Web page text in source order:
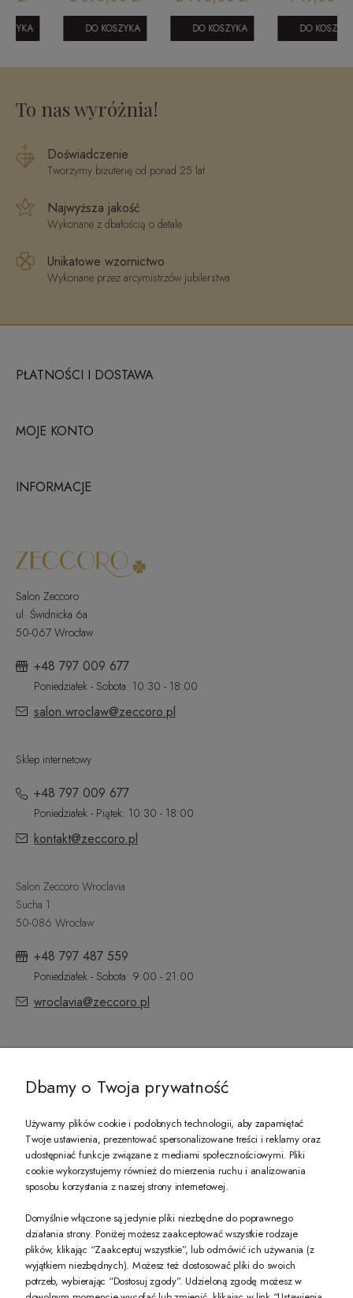
vintage
JR13602CHY
DO KOSZYKA
marokańska
koniczyna C
DO KOSZYKA
klasyczny
zaręczynowy
DO KOSZYKA
To nas wyróżnia!
Doświadczenie
Tworzymy biżuterię od ponad 25 lat
Najwyższa jakość
Wykonane z dbałością o detale
Unikatowe wzornictwo
Wykonane przez arcymistrzów jubilerstwa
PŁATNOŚCI I DOSTAWA
MOJE KONTO
INFORMACJE
Salon Zeccoro
ul. Świdnicka 6a
50-067 Wrocław
+48 797 009 677
Poniedziałek - Sobota: 10:30 - 18:00
salon.wroclaw@zeccoro.pl
Sklep internetowy
+48 797 009 677
Poniedziałek - Piątek: 10:30 - 18:00
kontakt@zeccoro.pl
Salon Zeccoro Wroclavia
Sucha 1
50-086 Wrocław
+48 797 487 559
Poniedziałek - Sobota: 9:00 - 21:00
wroclavia@zeccoro.pl
PREZENT DLA CIEBIE!
-10% na pierwsze zakupy na zeccoro.pl Gdy zapiszesz się do naszego
Twoje dane będą przetwarzane zgodnie z nasząpolityką prywatności
Dbamy o Twoja prywatność
Używamy plików cookie i podobnych technologii, aby zapamiętać
Twoje ustawienia, prezentować spersonalizowane treści i reklamy oraz
udostępniać funkcje związane z mediami społecznościowymi. Pliki
cookie wykorzystujemy również do mierzenia ruchu i analizowania
sposobu korzystania z naszej strony internetowej.
Domyślnie włączone są jedynie pliki niezbędne do poprawnego
działania strony. Poniżej możesz zaakceptować wszystkie rodzaje
plików, klikając “Zaakceptuj wszystkie”, lub odmówić ich używania (z
wyjątkiem niezbędnych). Możesz też dostosować pliki do swoich
potrzeb, wybierając “Dostosuj zgody”. Udzieloną zgodę możesz w